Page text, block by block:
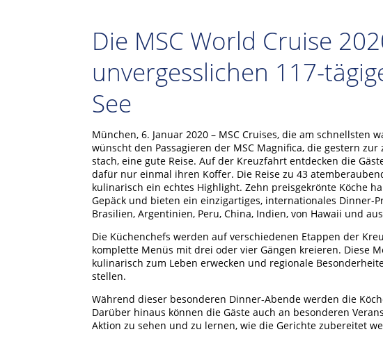
Die MSC World Cruise
unvergesslichen 117-
See
München, 6. Januar 2020 – MSC Cruises, die am schnellsten
wünscht den Passagieren der MSC Magnifica, die gestern zur
stach, eine gute Reise. Auf der Kreuzfahrt entdecken die
dafür nur einmal ihren Koffer. Die Reise zu 43
kulinarisch ein echtes Highlight. Zehn preisgekrönte Köche
Gepäck und bieten ein einzigartiges, internationales Dinner-
Brasilien, Argentinien, Peru, China, Indien, von Hawaii und
Die Küchenchefs werden auf verschiedenen Etappen der
komplette Menüs mit drei oder vier Gängen kreieren. Diese
kulinarisch zum Leben erwecken und regionale
stellen.
Während dieser besonderen Dinner-Abende werden die
Darüber hinaus können die Gäste auch an besonderen
Aktion zu sehen und zu lernen, wie die Gerichte zubereitet